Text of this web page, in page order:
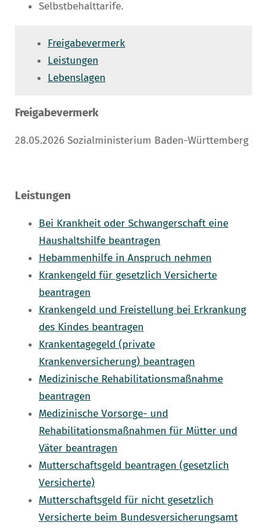
Selbstbehalttarife.
Freigabevermerk
Leistungen
Lebenslagen
Freigabevermerk
28.05.2026 Sozialministerium Baden-Württemberg
Leistungen
Bei Krankheit oder Schwangerschaft eine
Haushaltshilfe beantragen
Hebammenhilfe in Anspruch nehmen
Krankengeld für gesetzlich Versicherte
beantragen
Krankengeld und Freistellung bei Erkrankung
des Kindes beantragen
Krankentagegeld (private
Krankenversicherung) beantragen
Medizinische Rehabilitationsmaßnahme
beantragen
Medizinische Vorsorge- und
Rehabilitationsmaßnahmen für Mütter und
Väter beantragen
Mutterschaftsgeld beantragen (gesetzlich
Versicherte)
Mutterschaftsgeld für nicht gesetzlich
Versicherte beim Bundesversicherungsamt